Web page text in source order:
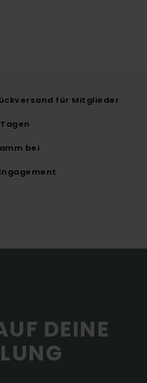
für Mitglieder
bei
DEINE